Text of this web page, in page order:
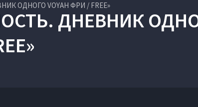
ОДНОГО VOYAH ФРИ / FREE»
ДНЕВНИК